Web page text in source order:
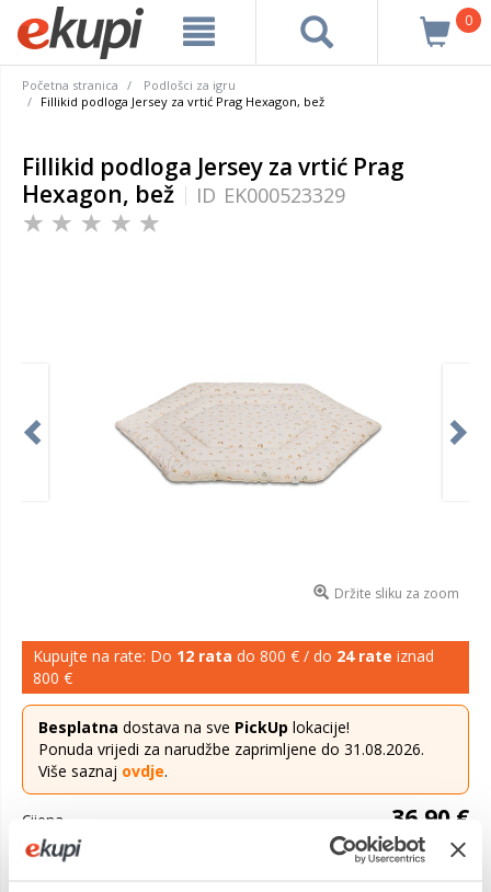
0
Početna stranica
Podlošci za igru
Fillikid podloga Jersey za vrtić Prag Hexagon, bež
Fillikid podloga Jersey za vrtić Prag
Hexagon, bež
ID EK000523329
Držite sliku za zoom
Kupujte na rate: Do 12 rata do 800 € / do 24 rate iznad
800 €
Besplatna dostava na sve PickUp lokacije!
Ponuda vrijedi za narudžbe zaprimljene do 31.08.2026.
Više saznaj ovdje.
Cijena 36,90 €